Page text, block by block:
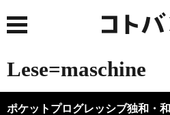
Lese=maschine
ポケットプログレッシブ独和・